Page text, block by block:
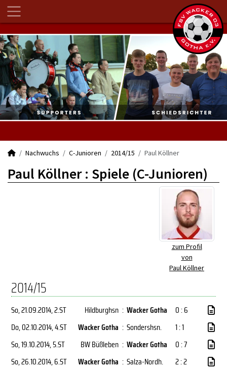
Nachwuchs C-Junioren 2014/15 Paul Köllner
Paul Köllner : Spiele (C-Junioren)
zum Profil
von
Paul Köllner
2014/15
So, 21.09.2014, 2.ST Hildburghsn : Wacker Gotha
0 : 6
Do, 02.10.2014, 4.ST Wacker Gotha : Sondershsn.
1 : 1
So, 19.10.2014, 5.ST BW Büßleben : Wacker Gotha
0 : 7
So, 26.10.2014, 6.ST Wacker Gotha : Salza-Nordh.
2 : 2